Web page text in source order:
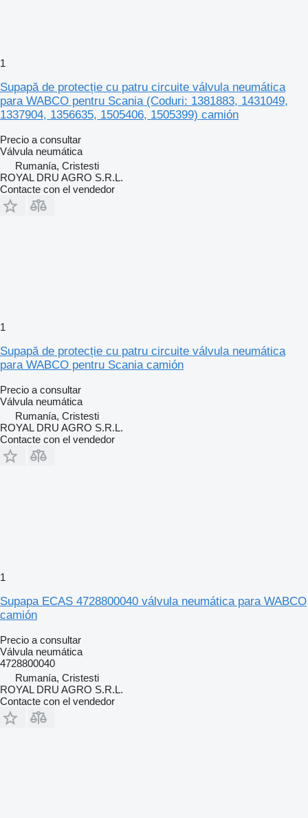
1
Supapă de protecție cu patru circuite válvula neumática
para WABCO pentru Scania (Coduri: 1381883, 1431049,
1337904, 1356635, 1505406, 1505399) camión
Precio a consultar
Válvula neumática
Rumanía, Cristesti
ROYAL DRU AGRO S.R.L.
Contacte con el vendedor
1
Supapă de protecție cu patru circuite válvula neumática
para WABCO pentru Scania camión
Precio a consultar
Válvula neumática
Rumanía, Cristesti
ROYAL DRU AGRO S.R.L.
Contacte con el vendedor
1
Supapa ECAS 4728800040 válvula neumática para WABCO
camión
Precio a consultar
Válvula neumática
4728800040
Rumanía, Cristesti
ROYAL DRU AGRO S.R.L.
Contacte con el vendedor